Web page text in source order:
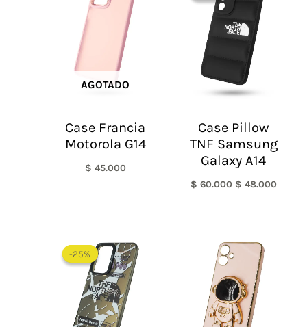
AGOTADO
Case Francia
Motorola G14
$ 45.000
Case Pillow
TNF Samsung
Galaxy A14
$60.000
era:
$ 60.000.
$ 48.000
-25%
-25%
precio
original
era:
$ 60.000.